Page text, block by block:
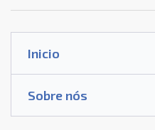
Inicio
Sobre nós